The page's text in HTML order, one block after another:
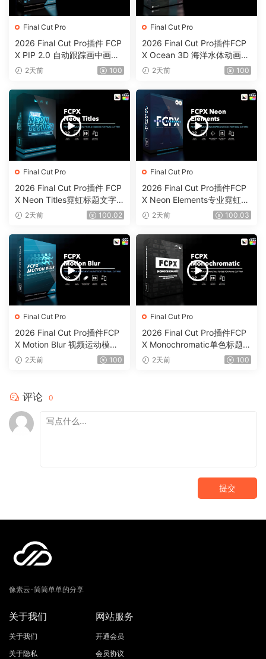
Final Cut Pro
2026 Final Cut Pro插件 FCP
X PIP 2.0 自动跟踪画中画工
具0203
2天前 100
Final Cut Pro
2026 Final Cut Pro插件FCP
X Ocean 3D 海洋水体动画反
射颜色工具0202
2天前 100
Final Cut Pro
2026 Final Cut Pro插件 FCP
X Neon Titles霓虹标题文字
元素效果0201
2天前 100.02
Final Cut Pro
2026 Final Cut Pro插件FCP
X Neon Elements专业霓虹元
素效果工具0200
2天前 100.03
Final Cut Pro
2026 Final Cut Pro插件FCP
X Motion Blur 视频运动模糊
效果插件0199
2天前 100
Final Cut Pro
2026 Final Cut Pro插件FCP
X Monochromatic单色标题背
景动画字幕0198
2天前 100
评论 0
提交
像素云-简简单单的分享
关于我们
关于我们
关于隐私
网站服务
开通会员
会员协议